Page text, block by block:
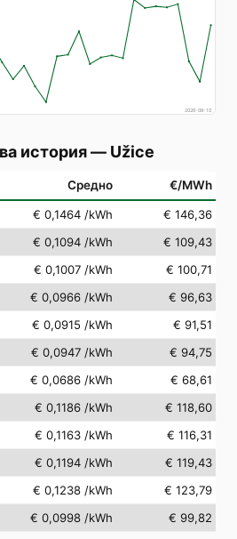
2026-08-10
история— Užice
Средно €/MWh
€ 0,1464 /kWh
€ 146,36
€ 0,1094 /kWh
€ 109,43
€ 0,1007 /kWh
€ 100,71
€ 0,0966 /kWh
€ 96,63
€ 0,0915 /kWh
€ 91,51
€ 0,0947 /kWh
€ 94,75
€ 0,0686 /kWh
€ 68,61
€ 0,1186 /kWh
€ 118,60
€ 0,1163 /kWh
€ 116,31
€ 0,1194 /kWh
€ 119,43
€ 0,1238 /kWh
€ 123,79
€ 0,0998 /kWh € 99,82